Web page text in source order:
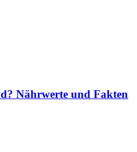
Nährwerte und Fakten